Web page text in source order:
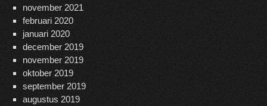
november 2021
februari 2020
januari 2020
december 2019
november 2019
oktober 2019
september 2019
augustus 2019